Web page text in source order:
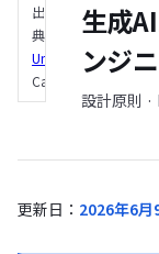
生成
ンジ
設計原則
出
典：
Unsplash（Brooke
Cagle）
更新日： 2026年6月